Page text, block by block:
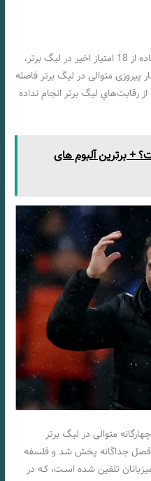
آندونی ایراولا با کسب 16 امتیاز فوق‌العاده از 18 امتیاز اخیر در لیگ برتر،
تا چهار پیروزی متوالی در لیگ برتر فاصله
رقابت‌هاي‌ لیگ برتر انجام نداده
برترین آلبوم های
چهارگانه متوالی در لیگ برتر
دو فصل جداگانه پخش شد و فلسفه
تلقین شده اسـت، کـه در